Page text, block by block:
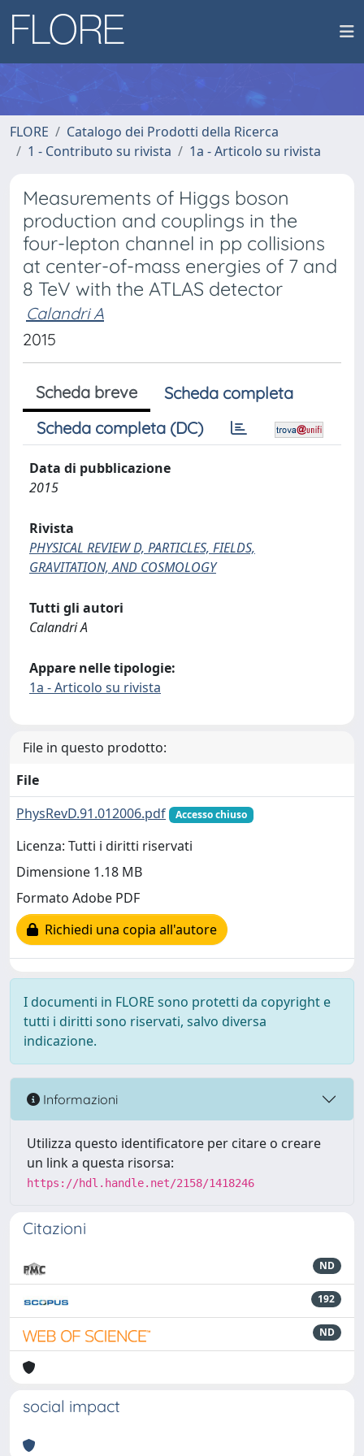
FLORE
Catalogo dei Prodotti della Ricerca
1 - Contributo su rivista
1a - Articolo su rivista
Measurements of Higgs boson
production and couplings in the
four-lepton channel in pp collisions
at center-of-mass energies of 7 and
8 TeV with the ATLAS detector
Calandri A
2015
Scheda breve
Scheda completa
Scheda completa (DC)
Data di pubblicazione
2015
Rivista
PHYSICAL REVIEW D, PARTICLES, FIELDS,
GRAVITATION, AND COSMOLOGY
Tutti gli autori
Calandri A
Appare nelle tipologie:
1a - Articolo su rivista
File in questo prodotto:
File
PhysRevD.91.012006.pdf
Accesso chiuso
Licenza: Tutti i diritti riservati
Dimensione 1.18 MB
Formato Adobe PDF
Richiedi una copia all'autore
I documenti in FLORE sono protetti da copyright e
tutti i diritti sono riservati, salvo diversa
indicazione.
Informazioni
Utilizza questo identificatore per citare o creare
un link a questa risorsa:
https://hdl.handle.net/2158/1418246
Citazioni
ND
192
ND
social impact